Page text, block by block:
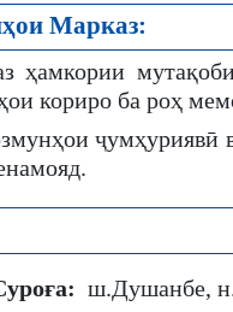
Марказ:
ҳамкории
кориро ба роҳ
ҷумҳуриявӣ
ш.Душанбе,